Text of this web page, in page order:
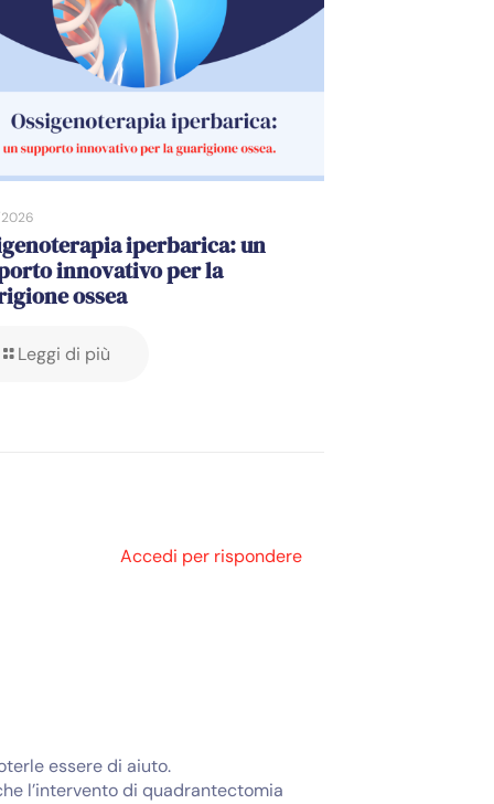
iperbarica: un
innovativo per la
ossea
Leggi di più
essere di aiuto.
l’intervento di quadrantectomia
Accedi per rispondere